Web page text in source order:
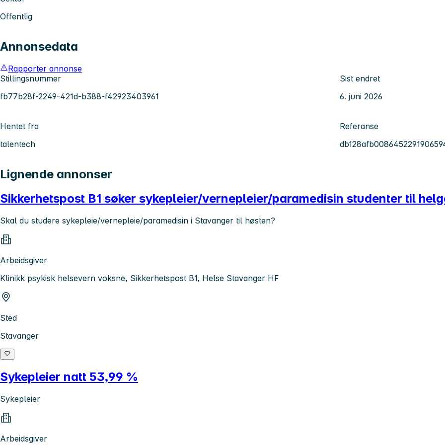
Offentlig
Annonsedata
Rapporter annonse
Stillingsnummer
fb77b28f-2249-421d-b388-f42923403961
Sist endret
6. juni 2026
Hentet fra
talentech
Referanse
Lignende annonser
Sikkerhetspost B1 søker sykepleier/vernepleier/paramedisin studenter til
Skal du studere sykepleie/vernepleie/paramedisin i Stavanger til høsten?
Arbeidsgiver
Klinikk psykisk helsevern voksne, Sikkerhetspost B1, Helse Stavanger HF
Sted
Stavanger
Sykepleier natt 53,99 %
Sykepleier
Arbeidsgiver